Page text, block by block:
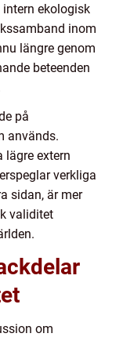
ekologisk
inom
längre genom
beteenden
på
används.
lägre extern
verkliga
sidan, är mer
validitet
om